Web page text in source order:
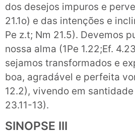
dos desejos impuros e
21.1o) e das intenções e
Pe z.t; Nm 21.5). Devemos
nossa alma (1Pe 1.22;Ef.
sejamos transformados e
boa, agradável e perfeita
12.2), vivendo em
23.11-13).
SINOPSE III